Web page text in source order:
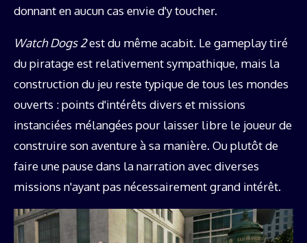
donnant en aucun cas envie d'y toucher.
Watch Dogs 2est du même acabit. Le gameplay tiré
du piratage est relativement sympathique, mais la
construction du jeu reste typique de tous les mondes
ouverts : points d'intérêts divers et missions
instanciées mélangées pour laisser libre le joueur de
construire son aventure à sa manière. Ou plutôt de
faire une pause dans la narration avec diverses
missions n'ayant pas nécessairement grand intérêt.